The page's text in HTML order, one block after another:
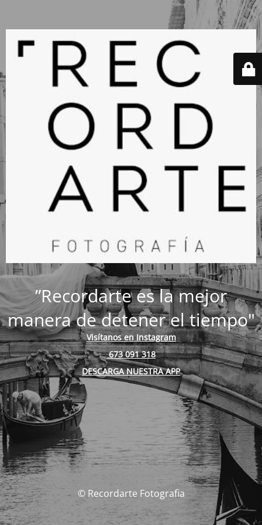
”Recordarte es la mejor
manera de detener el tiempo"
Visítanos en Instagram
673 091 318
DESCARGA NUESTRA APP
© Recordarte Fotografia